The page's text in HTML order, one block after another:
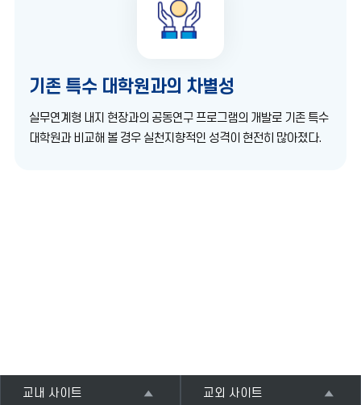
기존 특수 대학원과의 차별성
실무연계형 내지 현장과의 공동연구 프로그램의 개발로 기존 특수
대학원과 비교해 볼 경우 실천지향적인 성격이 현전히 많아졌다.
교내 사이트 교외 사이트